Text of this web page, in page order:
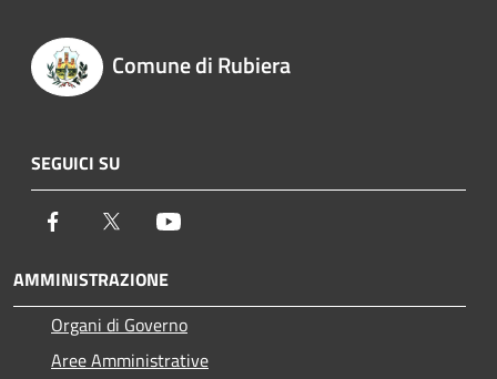
Comune di Rubiera
SEGUICI SU
Facebook Twitter
AMMINISTRAZIONE
Organi di Governo
Aree Amministrative